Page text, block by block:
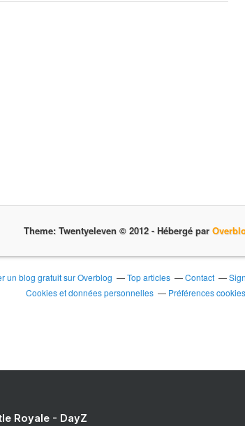
Theme: Twentyeleven © 2012 - Hébergé par
un blog gratuit sur Overblog Top articles Contact
Cookies et données personnelles
Préférences cookies
Royale - DayZ